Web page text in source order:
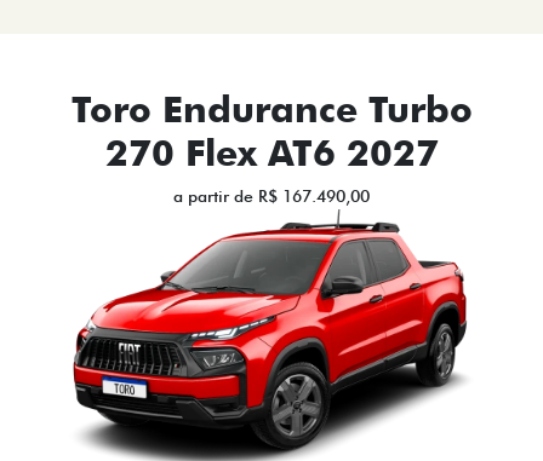
Toro Endurance Turbo
270 Flex AT6 2027
a partir de R$ 167.490,00